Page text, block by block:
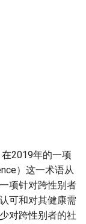
2019年的一项
）这一术语从
项针对跨性别者
可和对其健康需
对跨性别者的社